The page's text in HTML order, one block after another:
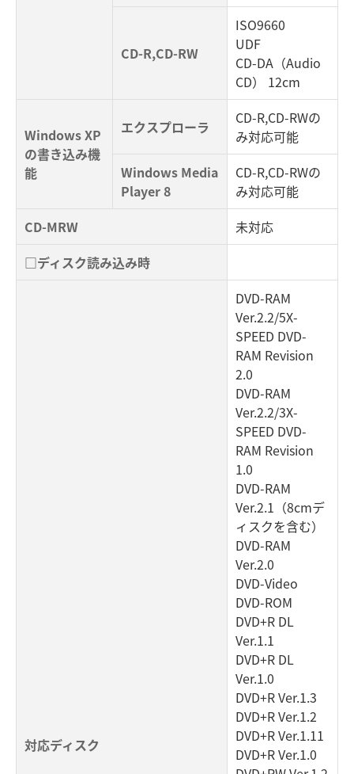
CD-R,CD-RW
ISO9660
UDF
CD-DA（Audio
CD） 12cm
Windows XP
の書き込み機
能
エクスプローラ
CD-R,CD-RWの
み対応可能
Windows Media
Player 8
CD-R,CD-RWの
み対応可能
CD-MRW
未対応
□ディスク読み込み時
対応ディスク
DVD-RAM
Ver.2.2/5X-
SPEED DVD-
RAM Revision
2.0
DVD-RAM
Ver.2.2/3X-
SPEED DVD-
RAM Revision
1.0
DVD-RAM
Ver.2.1（8cmデ
ィスクを含む）
DVD-RAM
Ver.2.0
DVD-Video
DVD-ROM
DVD+R DL
Ver.1.1
DVD+R DL
Ver.1.0
DVD+R Ver.1.3
DVD+R Ver.1.2
DVD+R Ver.1.11
DVD+R Ver.1.0